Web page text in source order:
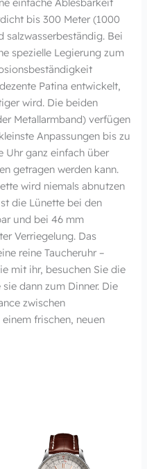
bis 300 Meter (1000
salzwasserbeständig. Bei
spezielle Legierung zum
Patina entwickelt,
wird. Die beiden
Metallarmband) verfügen
Anpassungen bis zu
Uhr ganz einfach über
getragen werden kann.
wird niemals abnutzen
die Lünette bei den
und bei 46 mm
Verriegelung. Das
reine Taucheruhr –
mit ihr, besuchen Sie die
dann zum Dinner. Die
zwischen
frischen, neuen